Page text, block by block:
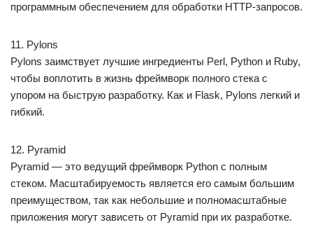
программным обеспечением для обработки HTTP-запросов.
11. Pylons
Pylons заимствует лучшие ингредиенты Perl, Python и Ruby,
чтобы воплотить в жизнь фреймворк полного стека с
упором на быструю разработку. Как и Flask, Pylons легкий и
гибкий.
12. Pyramid
Pyramid — это ведущий фреймворк Python с полным
стеком. Масштабируемость является его самым большим
преимуществом, так как небольшие и полномасштабные
приложения могут зависеть от Pyramid при их разработке.